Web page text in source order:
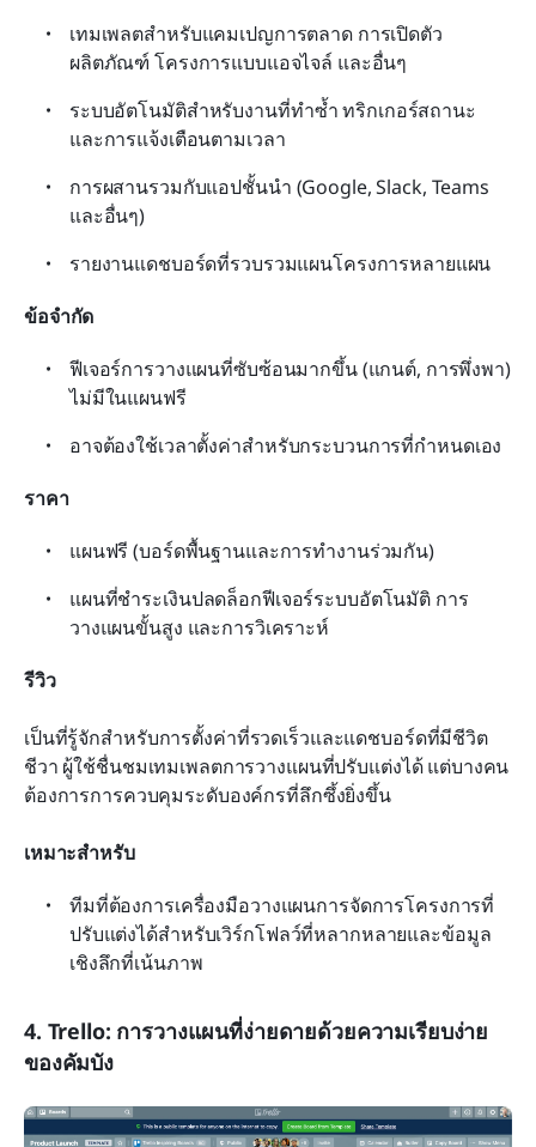
เทมเพลตสำหรับแคมเปญการตลาด การเปิดตัว
ผลิตภัณฑ์ โครงการแบบแอจไจล์ และอื่นๆ
ระบบอัตโนมัติสำหรับงานที่ทำซ้ำ ทริกเกอร์สถานะ
และการแจ้งเตือนตามเวลา
การผสานรวมกับแอปชั้นนำ (Google, Slack, Teams
และอื่นๆ)
รายงานแดชบอร์ดที่รวบรวมแผนโครงการหลายแผน
ข้อจำกัด
ฟีเจอร์การวางแผนที่ซับซ้อนมากขึ้น (แกนต์, การพึ่งพา)
ไม่มีในแผนฟรี
อาจต้องใช้เวลาตั้งค่าสำหรับกระบวนการที่กำหนดเอง
ราคา
แผนฟรี (บอร์ดพื้นฐานและการทำงานร่วมกัน)
แผนที่ชำระเงินปลดล็อกฟีเจอร์ระบบอัตโนมัติ การ
วางแผนขั้นสูง และการวิเคราะห์
รีวิว
เป็นที่รู้จักสำหรับการตั้งค่าที่รวดเร็วและแดชบอร์ดที่มีชีวิต
ชีวา ผู้ใช้ชื่นชมเทมเพลตการวางแผนที่ปรับแต่งได้ แต่บางคน
ต้องการการควบคุมระดับองค์กรที่ลึกซึ้งยิ่งขึ้น
เหมาะสำหรับ
ทีมที่ต้องการเครื่องมือวางแผนการจัดการโครงการที่
ปรับแต่งได้สำหรับเวิร์กโฟลว์ที่หลากหลายและข้อมูล
เชิงลึกที่เน้นภาพ
4. Trello: การวางแผนที่ง่ายดายด้วยความเรียบง่าย
ของคัมบัง